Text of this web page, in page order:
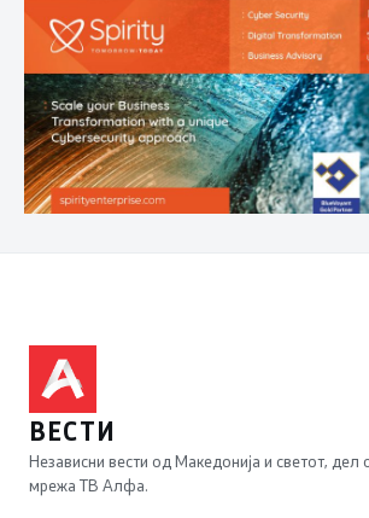
ВЕСТИ
Независни вести од Македонија и светот, дел
мрежа ТВ Алфа.